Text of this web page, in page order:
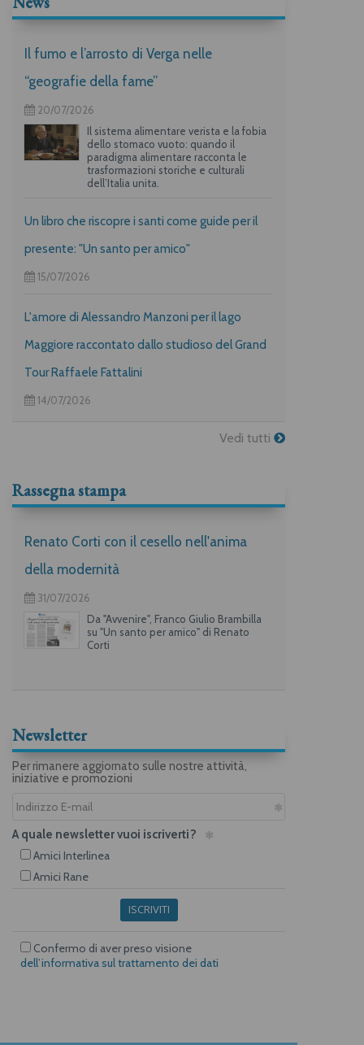
Il fumo e l’arrosto di Verga nelle
“geografie della fame”
20/07/2026
Il sistema alimentare verista e la fobia
dello stomaco vuoto: quando il
paradigma alimentare racconta le
trasformazioni storiche e culturali
dell’Italia unita.
Un libro che riscopre i santi come guide per il
presente: "Un santo per amico"
15/07/2026
L'amore di Alessandro Manzoni per il lago
Maggiore raccontato dallo studioso del Grand
Tour Raffaele Fattalini
14/07/2026
Vedi tutti
Rassegna stampa
Renato Corti con il cesello nell'anima
della modernità
31/07/2026
Da "Avvenire", Franco Giulio Brambilla
su "Un santo per amico" di Renato
Corti
Newsletter
Per rimanere aggiornato sulle nostre attività,
iniziative e promozioni
A quale newsletter vuoi iscriverti?
Amici Interlinea
Amici Rane
ISCRIVITI
Confermo di aver preso visione
dell’informativa sul trattamento dei dati